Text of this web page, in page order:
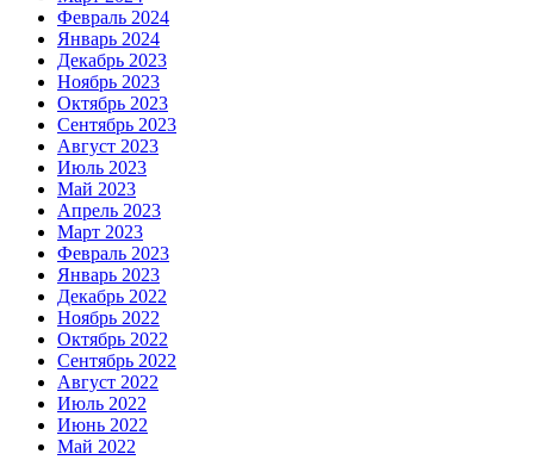
Февраль 2024
Январь 2024
Декабрь 2023
Ноябрь 2023
Октябрь 2023
Сентябрь 2023
Август 2023
Июль 2023
Май 2023
Апрель 2023
Март 2023
Февраль 2023
Январь 2023
Декабрь 2022
Ноябрь 2022
Октябрь 2022
Сентябрь 2022
Август 2022
Июль 2022
Июнь 2022
Май 2022